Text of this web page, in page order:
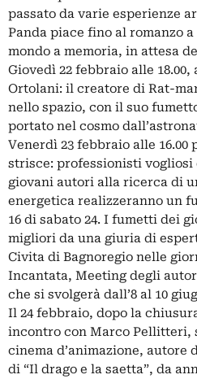
passato da varie esperienze
Panda piace fino al romanzo
mondo a memoria, in attesa
Giovedì 22 febbraio alle
Ortolani: il creatore di Rat-
nello spazio, con il suo
portato nel cosmo
Venerdì 23 febbraio alle
strisce: professionisti vogliosi
giovani autori alla ricerca di
energetica realizzeranno un
16 di sabato 24. I fumetti dei
migliori da una giuria di
Civita di Bagnoregio nelle
Incantata, Meeting degli
che si svolgerà dall’8 al 10
Il 24 febbraio, dopo la
incontro con Marco Pellitteri,
cinema d’animazione, autore
di “Il drago e la saetta”, da